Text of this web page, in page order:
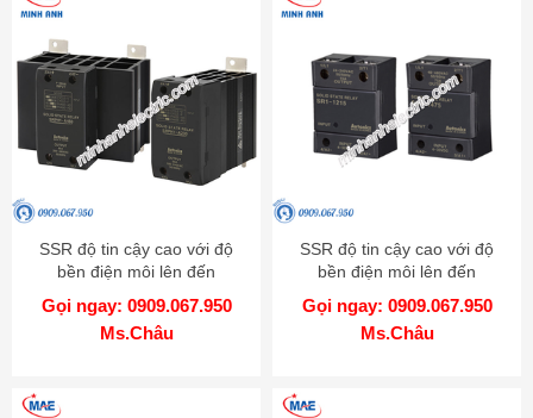
SSR độ tin cậy cao với độ
bền điện môi lên đến
4000VAC - Model SRPH1
Gọi ngay: 0909.067.950
Ms.Châu
SSR độ tin cậy cao với độ
bền điện môi lên đến
4000VAC - Model SR1
Gọi ngay: 0909.067.950
Ms.Châu